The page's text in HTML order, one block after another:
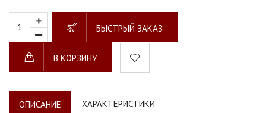
БЫСТРЫЙ ЗАКАЗ
В КОРЗИНУ
ОПИСАНИЕ ХАРАКТЕРИСТИКИ